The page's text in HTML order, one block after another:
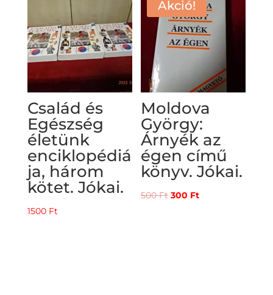
Család és
Egészség
életünk
enciklopédiá
ja, három
kötet. Jókai.
1500 Ft
Akció!
Moldova
György:
Árnyék az
égen című
könyv. Jókai.
500Ft Original
300 FtCurrent